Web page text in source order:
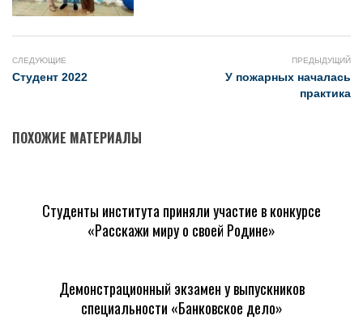
СЛЕДУЮЩИЕ
Студент 2022
ПРЕДЫДУЩИЙ
У пожарных началась
практика
ПОХОЖИЕ МАТЕРИАЛЫ
Студенты института приняли участие в конкурсе
«Расскажи миру о своей Родине»
Демонстрационный экзамен у выпускников
специальности «Банковское дело»